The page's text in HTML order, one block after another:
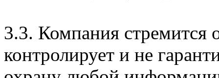
3.3. Компания стремится
контролирует и не